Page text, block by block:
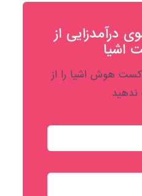
درآمدزایی از
اشیا
هوش اشیا را از